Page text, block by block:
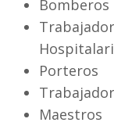
Bomberos
Porteros
Maestros